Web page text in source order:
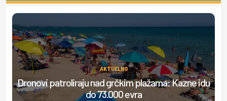
AKTUELNO
Dronovi patroliraju nad grčkim plažama: Kazne idu
do 73.000 evra